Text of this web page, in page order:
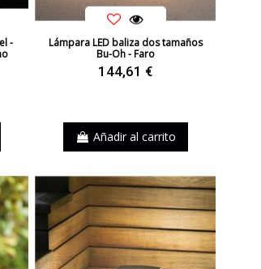
-
Lámpara LED baliza dos tamaños
Bu-Oh - Faro
144,61 €
Añadir al carrito